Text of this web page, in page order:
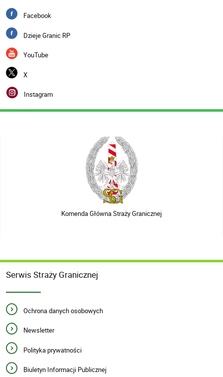
Facebook
Dzieje Granic RP
YouTube
X
Instagram
Komenda Główna Straży Granicznej
Serwis Straży Granicznej
Ochrona danych osobowych
Newsletter
Polityka prywatności
Biuletyn Informacji Publicznej